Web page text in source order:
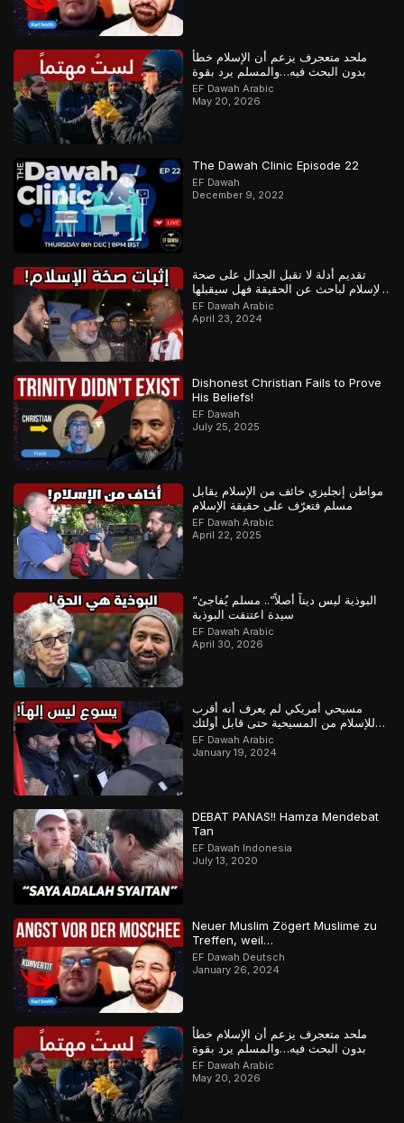
ملحد متعجرف يزعم أن الإسلام خطأ
بدون البحث فيه…والمسلم يرد بقوة
EF Dawah Arabic
May 20, 2026
The Dawah Clinic Episode 22
EF Dawah
December 9, 2022
تقديم أدلة لا تقبل الجدال على صحة
الإسلام لباحث عن الحقيقة فهل سيقبلها
أم سيماطل؟
EF Dawah Arabic
April 23, 2024
Dishonest Christian Fails to Prove
His Beliefs!
EF Dawah
July 25, 2025
مواطن إنجليزي خائف من الإسلام يقابل
مسلم فتعرّف على حقيقة الإسلام
EF Dawah Arabic
April 22, 2025
“البوذية ليس ديناً أصلاً”.. مسلم يُفاجئ
سيدة اعتنقت البوذية
EF Dawah Arabic
April 30, 2026
مسيحي أمريكي لم يعرف أنه أقرب
للإسلام من المسيحية حتى قابل أولئك
المسلمين
EF Dawah Arabic
January 19, 2024
DEBAT PANAS!! Hamza Mendebat
Tan
EF Dawah Indonesia
July 13, 2020
Neuer Muslim Zögert Muslime zu
Treffen, weil…
EF Dawah Deutsch
January 26, 2024
ملحد متعجرف يزعم أن الإسلام خطأ
بدون البحث فيه…والمسلم يرد بقوة
EF Dawah Arabic
May 20, 2026